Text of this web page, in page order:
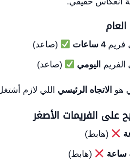
فريم 4 ساعات (صاعد)
الفريم اليومي (صاعد)
هو الاتجاه الرئيسي اللي لازم
على الفريمات الأصغر
(هابط)
(هابط)